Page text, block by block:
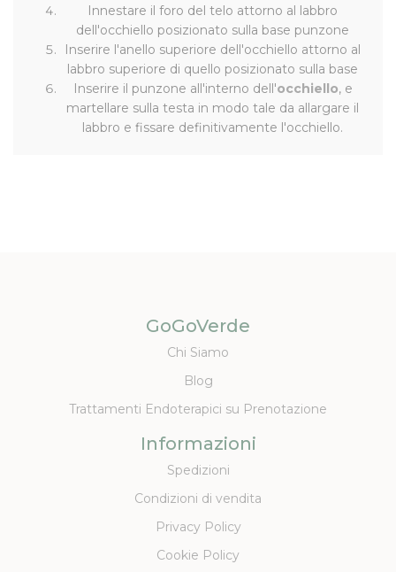
Innestare il foro del telo attorno al labbro
dell'occhiello posizionato sulla base punzone
Inserire l'anello superiore dell'occhiello attorno al
labbro superiore di quello posizionato sulla base
Inserire il punzone all'interno dell'occhiello, e
martellare sulla testa in modo tale da allargare il
labbro e fissare definitivamente l'occhiello.
GoGoVerde
Chi Siamo
Blog
Trattamenti Endoterapici su Prenotazione
Informazioni
Spedizioni
Condizioni di vendita
Privacy Policy
Cookie Policy